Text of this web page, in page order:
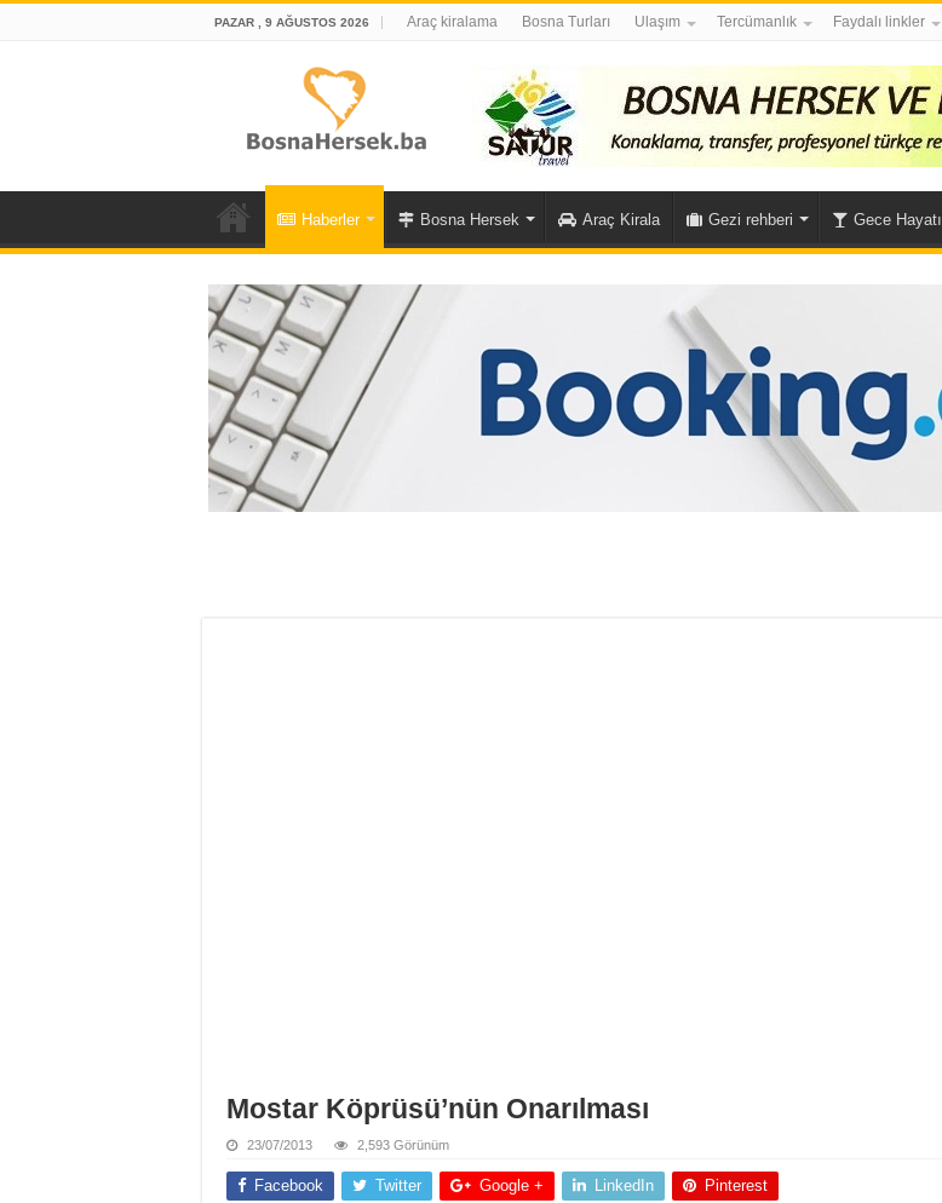
PAZAR , 9 AĞUSTOS 2026 Araç kiralama Bosna Turları Ulaşım Tercümanlık Faydalı linkler
Haberler Bosna Hersek Araç Kirala Gezi rehberi Gece Hayatı
Mostar Köprüsü’nün Onarılması
23/07/2013 2,593 Görünüm
Facebook Twitter Google + LinkedIn Pinterest